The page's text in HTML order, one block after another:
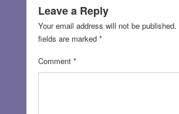
Leave a Reply
Your email address will not be published.
fields are marked *
Comment *